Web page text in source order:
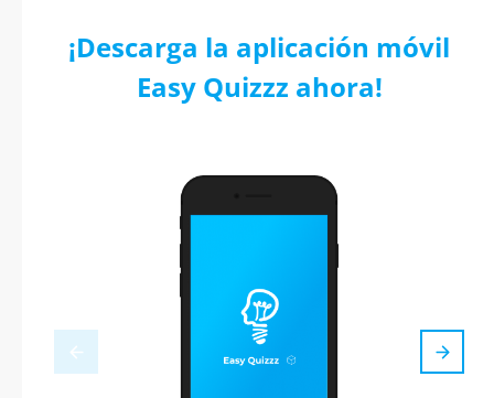
¡Descarga la aplicación móvil
Easy Quizzz ahora!